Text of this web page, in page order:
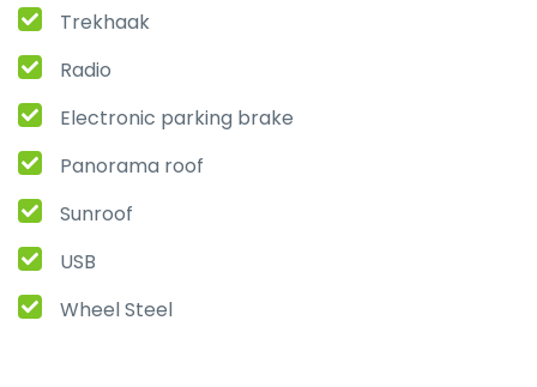
Trekhaak
Radio
Electronic parking brake
Panorama roof
Sunroof
USB
Wheel Steel